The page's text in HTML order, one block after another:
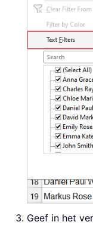
Geef in het